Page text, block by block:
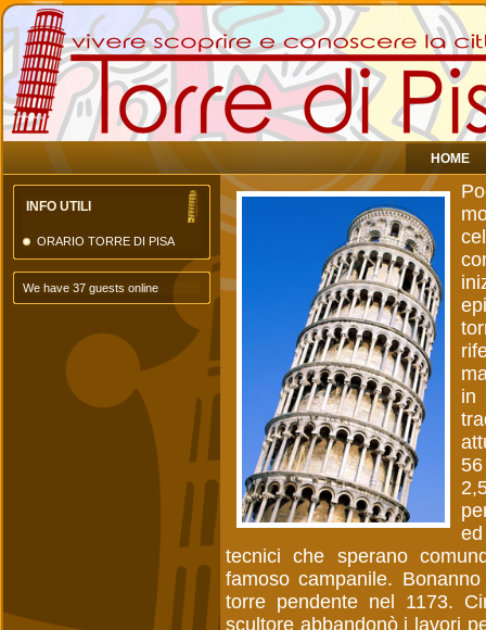
HOME
INFO UTILI
ORARIO TORRE DI PISA
We have 37 guests online
in
tecnici che sperano
famoso campanile.
torre pendente nel 1173.
scultore abbandonò i lavori